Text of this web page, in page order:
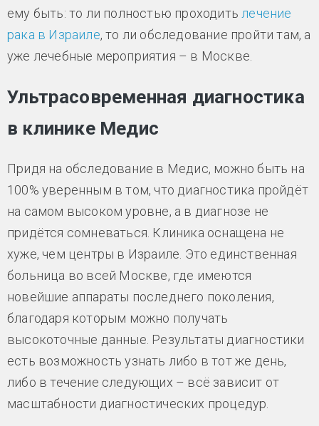
ему быть: то ли полностью проходить лечение
рака в Израиле, то ли обследование пройти там, а
уже лечебные мероприятия – в Москве.
Ультрасовременная диагностика
в клинике Медис
Придя на обследование в Медис, можно быть на
100% уверенным в том, что диагностика пройдёт
на самом высоком уровне, а в диагнозе не
придётся сомневаться. Клиника оснащена не
хуже, чем центры в Израиле. Это единственная
больница во всей Москве, где имеются
новейшие аппараты последнего поколения,
благодаря которым можно получать
высокоточные данные. Результаты диагностики
есть возможность узнать либо в тот же день,
либо в течение следующих – всё зависит от
масштабности диагностических процедур.